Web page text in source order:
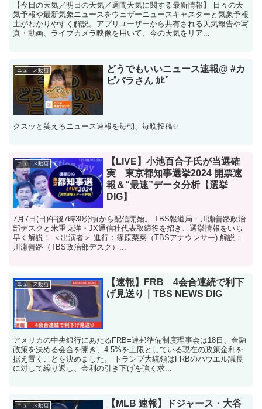
【今日の天気／明日の天気／週間天気に関する最新情報】 日々の天
気予報や最新気象ニュースをウェザーニュースキャスターと気象予報
士がわかりやすく解説。アプリユーザーから共有される天気報告や写
真・動画、ライブカメラ映像を用いて、今の天気をリア...
ニュース動画
どうでもいいニュース速報@ #カ
ピバラさん ｶﾋﾟ
クスッと笑えるニュース速報を毎朝、毎晩投稿✨
ニュース動画
【LIVE】小池百合子氏が当選確
実 東京都知事選挙2024 開票速
報＆“最速”データ分析【選挙
DIG】
7月7日(日)午後7時30分頃から配信開始。 TBS報道局・川瀬善路政治
部デスクと米重克洋・JX通信社代表取締役を招き、選挙情報をいち
早く解説！ ＜出演者＞ 進行：篠原梨菜（TBSアナウンサー) 解説：
川瀬善路（TBS政治部デスク）...
ニュース動画
【速報】FRB 4会合連続で利下
げ見送り｜TBS NEWS DIG
アメリカの中央銀行にあたるFRB=連邦準備制度理事会は18日、金融
政策を決める会合を開き、4.5%を上限としている現在の政策金利を
据え置くことを決めました。 トランプ大統領はFRBのパウエル議長
に対して繰り返し、金利の引き下げを強く求...
ニュース動画
【MLB 速報】ドジャース・大谷